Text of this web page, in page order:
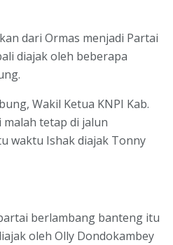
dari Ormas menjadi Partai
diajak oleh beberapa
Wakil Ketua KNPI Kab.
tetap di jalun
waktu Ishak diajak Tonny
berlambang banteng itu
oleh Olly Dondokambey